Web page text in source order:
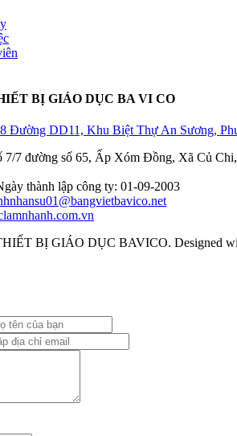
BỊ GIÁO DỤC BA VI CO
Đường DD11, Khu Biệt Thự An Sương,
7/7 đường số 65, Ấp Xóm Đồng, Xã Củ
thành lập công ty: 01-09-2003
BỊ GIÁO DỤC BAVICO. Designed